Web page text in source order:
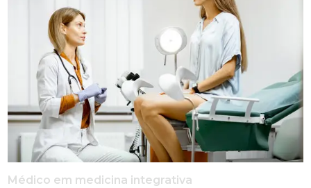
Médico em medicina integrativa